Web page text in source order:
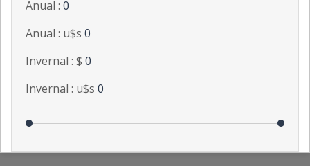
Anual : 0
Anual : u$s 0
Invernal : $ 0
Invernal : u$s 0